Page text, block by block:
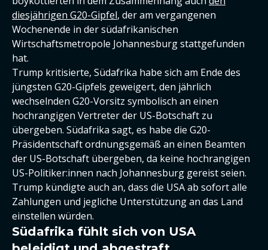
diesjährigen G20-Gipfel, der am vergangenen
Wochenende in der südafrikanischen
Wirtschaftsmetropole Johannesburg stattgefunden
hat.
Trump kritisierte, Südafrika habe sich am Ende des
jüngsten G20-Gipfels geweigert, den jährlich
wechselnden G20-Vorsitz symbolisch an einen
hochrangigen Vertreter der US-Botschaft zu
übergeben. Südafrika sagt, es habe die G20-
Präsidentschaft ordnungsgemäß an einen Beamten
der US-Botschaft übergeben, da keine hochrangigen
US-Politiker:innen nach Johannesburg gereist seien.
Trump kündigte auch an, dass die USA ab sofort alle
Zahlungen und jegliche Unterstützung an das Land
einstellen würden.
Südafrika fühlt sich von USA